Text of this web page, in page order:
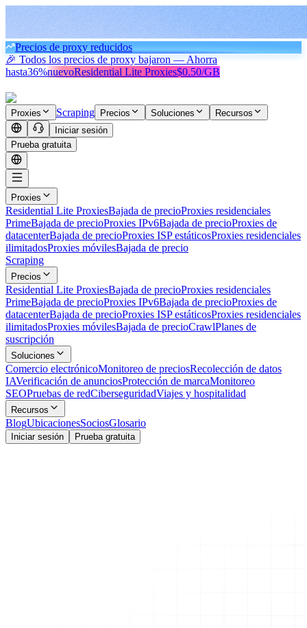
Precios de proxy reducidos
🎉 Todos los precios de proxy bajaron — Ahorra
hasta36%nuevoResidential Lite Proxies$0.50/GB
Proxies Scraping Precios Soluciones
Recursos
Iniciar sesión
Prueba gratuita
Proxies
Residential Lite ProxiesBajada de precioProxies residenciales
PrimeBajada de precioProxies IPv6Bajada de precioProxies de
datacenterBajada de precioProxies ISP estáticosProxies residenciales
ilimitadosProxies móvilesBajada de precio
Scraping
Precios
Residential Lite ProxiesBajada de precioProxies residenciales
PrimeBajada de precioProxies IPv6Bajada de precioProxies de
datacenterBajada de precioProxies ISP estáticosProxies residenciales
ilimitadosProxies móvilesBajada de precioCrawlPlanes de
suscripción
Soluciones
Comercio electrónicoMonitoreo de preciosRecolección de datos
IAVerificación de anunciosProtección de marcaMonitoreo
SEOPruebas de redCiberseguridadViajes y hospitalidad
Recursos
BlogUbicacionesSociosGlosario
Iniciar sesión Prueba gratuita